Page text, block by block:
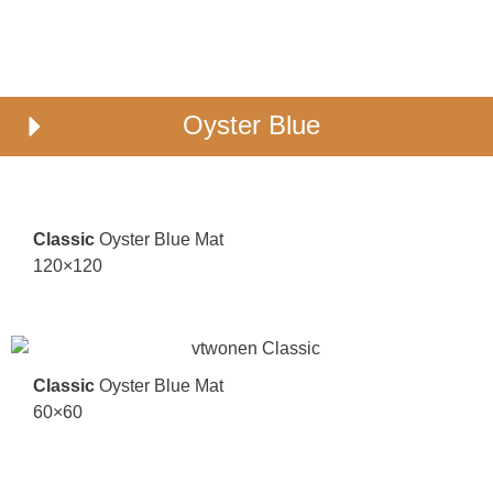
Oyster Blue
Classic Oyster Blue Mat
120×120
Classic Oyster Blue Mat
60×60